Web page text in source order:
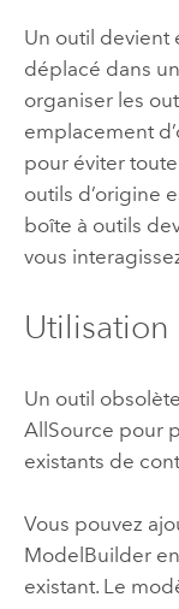
Un outil devient
déplacé dans
organiser les
emplacement
pour éviter
outils d’origine
boîte à outils
vous
Utilisation
Un outil
AllSource pour
existants de
Vous pouvez
ModelBuilderen
existant. Le